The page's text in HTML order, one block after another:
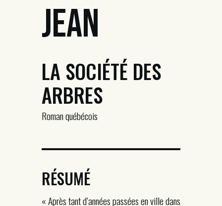
Jean
LA SOCIÉTÉ DES
ARBRES
Roman québécois
RÉSUMÉ
« Après tant d’années passées en ville dans